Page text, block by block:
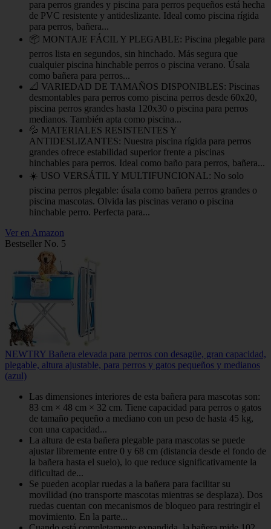
para perros grandes y piscina para perros pequeños está hecha
de PVC resistente y antideslizante. Ideal como piscina rígida
para perros, bañera...
📦 MONTAJE FÁCIL Y PLEGABLE: Piscina plegable para
perros lista en segundos, sin hinchado. Más segura que
cualquier piscina hinchable perros o piscina verano. Úsala
como bañera para perros...
📐 VARIEDAD DE TAMAÑOS DISPONIBLES: Piscinas
desmontables para perros como piscina perros desde 60x20,
piscina perros grandes hasta 120x30 o piscina para perros
medianos. También apta como piscina...
💦 MATERIALES RESISTENTES Y
ANTIDESLIZANTES: Nuestra piscina rígida para perros
grandes ofrece estabilidad superior frente a piscinas
hinchables para perros. Ideal como baño para perros, bañera...
☀️ USO VERSÁTIL Y MULTIFUNCIONAL: No solo
piscina perros plegable: úsala como bañera perros grandes o
piscina mascotas. Olvida las piscinas verano o piscina
hinchable perro. Perfecta para...
Ver en Amazon
Bestseller No. 5
NEWTRY Bañera elevada para perros con desagüe, gran capacidad,
plegable, altura ajustable, para perros y gatos pequeños y medianos
(azul)
Las dimensiones interiores de esta bañera para mascotas son:
83 cm × 48 cm × 32 cm. Tiene capacidad para perros o gatos
de tamaño pequeño a mediano con un peso de hasta 45 kg,
con una capacidad...
La altura de esta bañera plegable para mascotas se puede
ajustar libremente entre 0 y 68 cm (distancia desde el fondo de
la bañera hasta el suelo), lo que reduce significativamente la
dificultad de...
Se pueden acoplar ruedas a la bañera para facilitar su
movilidad (no transporte mascotas mientras se desplaza). Dos
ruedas cuentan con mecanismos de bloqueo para restringir el
movimiento. En la parte...